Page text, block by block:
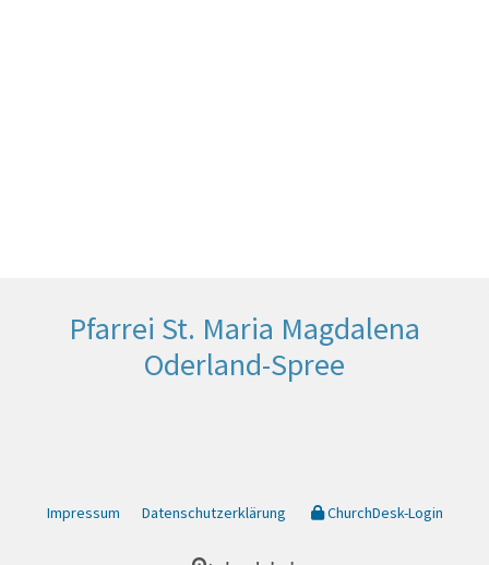
Pfarrei St. Maria Magdalena
Oderland-Spree
Impressum Datenschutzerklärung ChurchDesk-Login